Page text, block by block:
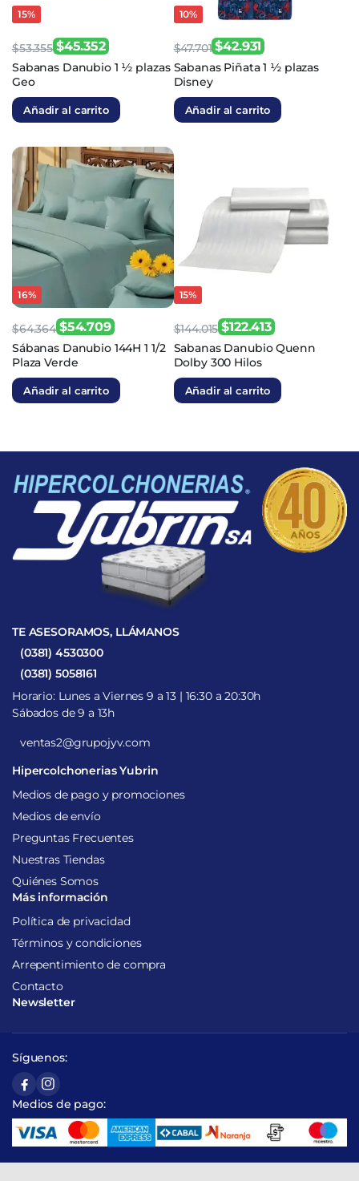
15%
$53.355
El
precio
original
era:
$45.352
El
precio
actual
es:
Sabanas Danubio 1 ½ plazas
Geo
Añadir al carrito
10%
$47.701
El
precio
original
era:
$42.931
El
precio
actual
es:
Sabanas Piñata 1 ½ plazas
Disney
Añadir al carrito
16%
$64.364
El
precio
original
era:
$54.709
El
precio
actual
es:
Sábanas Danubio 144H 1 1/2
Plaza Verde
Añadir al carrito
15%
$144.015
El
precio
original
era:
$122.413
El
precio
actual
es:
Sabanas Danubio Quenn
Dolby 300 Hilos
Añadir al carrito
TE ASESORAMOS, LLÁMANOS
(0381) 4530300
(0381) 5058161
Horario: Lunes a Viernes 9 a 13 | 16:30 a 20:30h
Sábados de 9 a 13h
ventas2@grupojyv.com
Hipercolchonerias Yubrin
Medios de pago y promociones
Medios de envío
Preguntas Frecuentes
Nuestras Tiendas
Quiénes Somos
Más información
Política de privacidad
Términos y condiciones
Arrepentimiento de compra
Contacto
Newsletter
Síguenos:
Medios de pago: